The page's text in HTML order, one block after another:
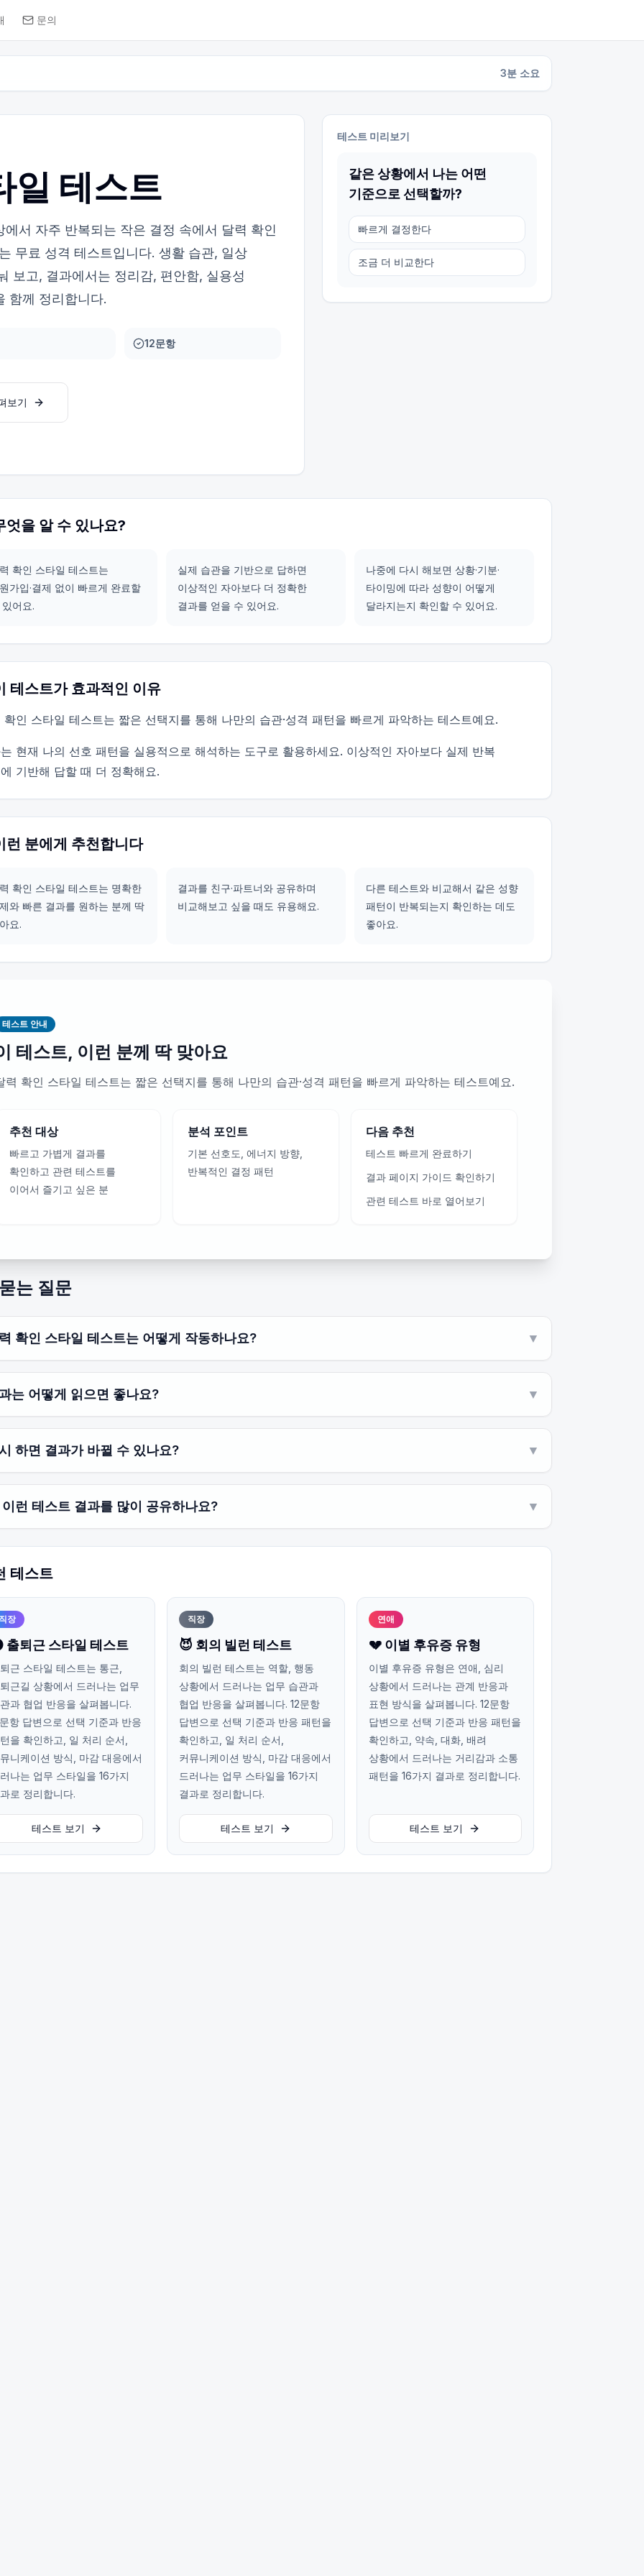
문의
3분 소요
일 테스트
서 자주 반복되는 작은 결정 속에서 달력 확인
무료 성격 테스트입니다. 생활 습관, 일상
보고, 결과에서는 정리감, 편안함, 실용성
함께 정리합니다.
12문항
보기
테스트 미리보기
같은 상황에서 나는 어떤
기준으로 선택할까?
빠르게 결정한다
조금 더 비교한다
엇을 알 수 있나요?
확인 스타일 테스트는
가입·결제 없이 빠르게 완료할
어요.
실제 습관을 기반으로 답하면
이상적인 자아보다 더 정확한
결과를 얻을 수 있어요.
나중에 다시 해보면 상황·기분·
타이밍에 따라 성향이 어떻게
달라지는지 확인할 수 있어요.
테스트가 효과적인 이유
확인 스타일 테스트는 짧은 선택지를 통해 나만의 습관·성격 패턴을 빠르게 파악하는 테스트예요.
현재 나의 선호 패턴을 실용적으로 해석하는 도구로 활용하세요. 이상적인 자아보다 실제 반복
기반해 답할 때 더 정확해요.
런 분에게 추천합니다
확인 스타일 테스트는 명확한
와 빠른 결과를 원하는 분께 딱
요.
결과를 친구·파트너와 공유하며
비교해보고 싶을 때도 유용해요.
다른 테스트와 비교해서 같은 성향
패턴이 반복되는지 확인하는 데도
좋아요.
테스트 안내
테스트, 이런 분께 딱 맞아요
력 확인 스타일 테스트는 짧은 선택지를 통해 나만의 습관·성격 패턴을 빠르게 파악하는 테스트예요.
추천 대상
빠르고 가볍게 결과를
확인하고 관련 테스트를
이어서 즐기고 싶은 분
분석 포인트
기본 선호도, 에너지 방향,
반복적인 결정 패턴
다음 추천
테스트 빠르게 완료하기
결과 페이지 가이드 확인하기
관련 테스트 바로 열어보기
는 질문
확인 스타일 테스트는 어떻게 작동하나요? ▼
는 어떻게 읽으면 좋나요? ▼
하면 결과가 바뀔 수 있나요? ▼
런 테스트 결과를 많이 공유하나요? ▼
테스트
장
출퇴근 스타일 테스트
근 스타일 테스트는 통근,
근길 상황에서 드러나는 업무
과 협업 반응을 살펴봅니다.
항 답변으로 선택 기준과 반응
을 확인하고, 일 처리 순서,
니케이션 방식, 마감 대응에서
나는 업무 스타일을 16가지
로 정리합니다.
테스트 보기
직장
😈 회의 빌런 테스트
회의 빌런 테스트는 역할, 행동
상황에서 드러나는 업무 습관과
협업 반응을 살펴봅니다. 12문항
답변으로 선택 기준과 반응 패턴을
확인하고, 일 처리 순서,
커뮤니케이션 방식, 마감 대응에서
드러나는 업무 스타일을 16가지
결과로 정리합니다.
테스트 보기
연애
💔 이별 후유증 유형
이별 후유증 유형은 연애, 심리
상황에서 드러나는 관계 반응과
표현 방식을 살펴봅니다. 12문항
답변으로 선택 기준과 반응 패턴을
확인하고, 약속, 대화, 배려
상황에서 드러나는 거리감과 소통
패턴을 16가지 결과로 정리합니다.
테스트 보기